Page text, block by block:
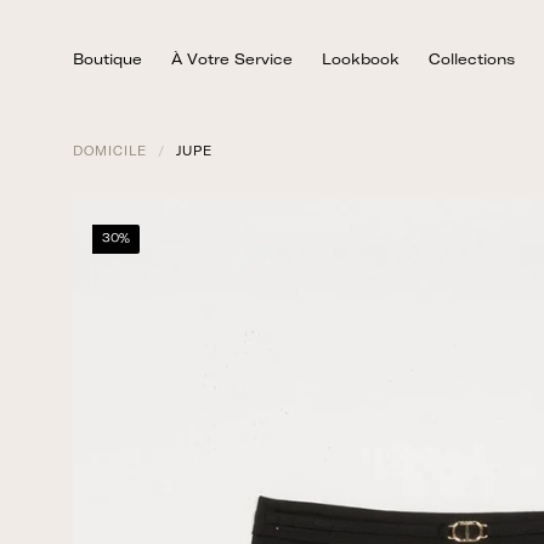
Boutique À Votre Service Lookbook Collections
DOMICILE / JUPE
30%